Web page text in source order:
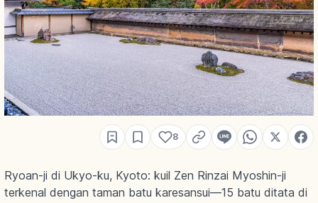
8
Ryoan-ji di Ukyo-ku, Kyoto: kuil Zen Rinzai Myoshin-ji
terkenal dengan taman batu karesansui—15 batu ditata di